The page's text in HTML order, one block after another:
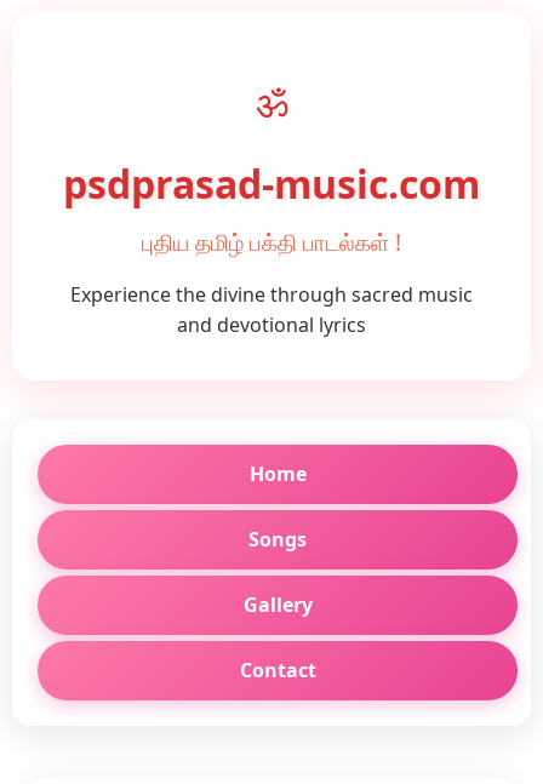
ॐ
psdprasad-music.com
புதிய தமிழ் பக்தி பாடல்கள் !
Experience the divine through sacred music
and devotional lyrics
Home
Songs
Gallery
Contact